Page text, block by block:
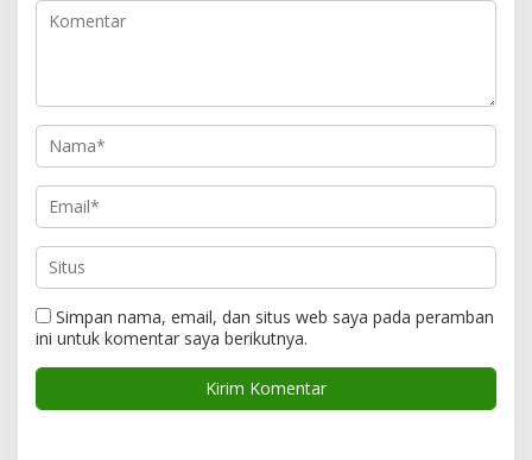
Simpan nama, email, dan situs web saya pada peramban
ini untuk komentar saya berikutnya.